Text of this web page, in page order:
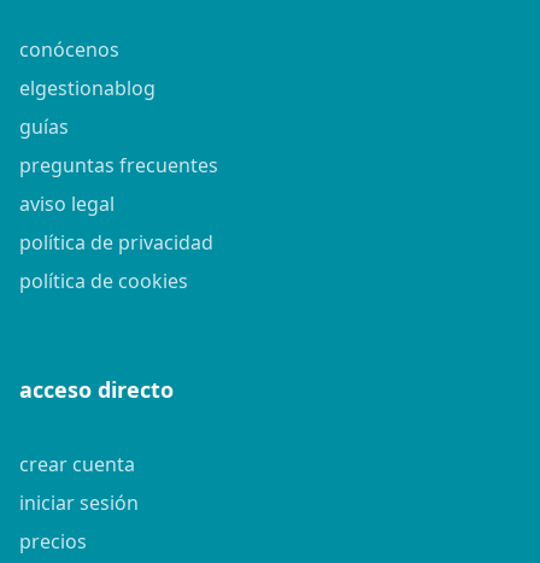
conócenos
elgestionablog
guías
preguntas frecuentes
aviso legal
política de privacidad
política de cookies
acceso directo
crear cuenta
iniciar sesión
precios